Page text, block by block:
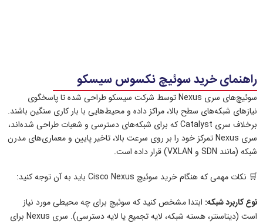
راهنمای خرید سوئیچ نکسوس سیسکو
سوئیچ‌های سری Nexus توسط شرکت سیسکو طراحی شده‌ تا پاسخگوی
نیازهای شبکه‌های سطح بالا، مراکز داده و محیط‌هایی با بار کاری سنگین باشند.
برخلاف سری Catalyst که برای شبکه‌های دسترسی و شعبات طراحی شده‌اند،
سری Nexus تمرکز خود را بر روی سرعت بالا، تاخیر پایین و معماری‌های مدرن
شبکه (مانند SDN و VXLAN) قرار داده است.
🛒 نکات مهمی که هنگام خرید سوئیچ Cisco Nexus باید به آن توجه کنید:
نوع کاربرد شبکه: ابتدا مشخص کنید که سوئیچ برای چه محیطی مورد نیاز
است (دیتاسنتر، هسته شبکه، لایه تجمیع یا لایه دسترسی). سری Nexus برای